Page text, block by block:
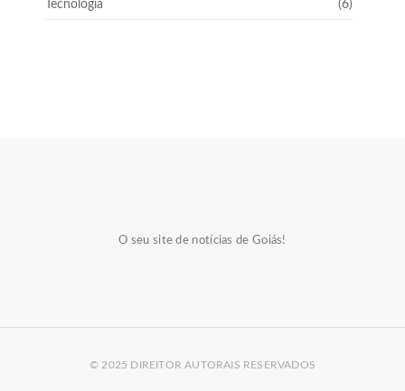
Tecnologia (6)
O seu site de notícias de Goiás!
© 2025 DIREITOR AUTORAIS RESERVADOS